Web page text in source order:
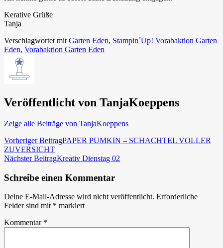
Kerative Grüße
Tanja
Verschlagwortet mit Garten Eden, Stampin´Up! Vorabaktion Garten
Eden, Vorabaktion Garten Eden
Veröffentlicht von TanjaKoeppens
Zeige alle Beiträge von TanjaKoeppens
Beitragsnavigation
Vorheriger BeitragPAPER PUMKIN – SCHACHTEL VOLLER
ZUVERSICHT
Nächster BeitragKreativ Dienstag 02
Schreibe einen Kommentar
Deine E-Mail-Adresse wird nicht veröffentlicht. Erforderliche
Felder sind mit * markiert
Kommentar *